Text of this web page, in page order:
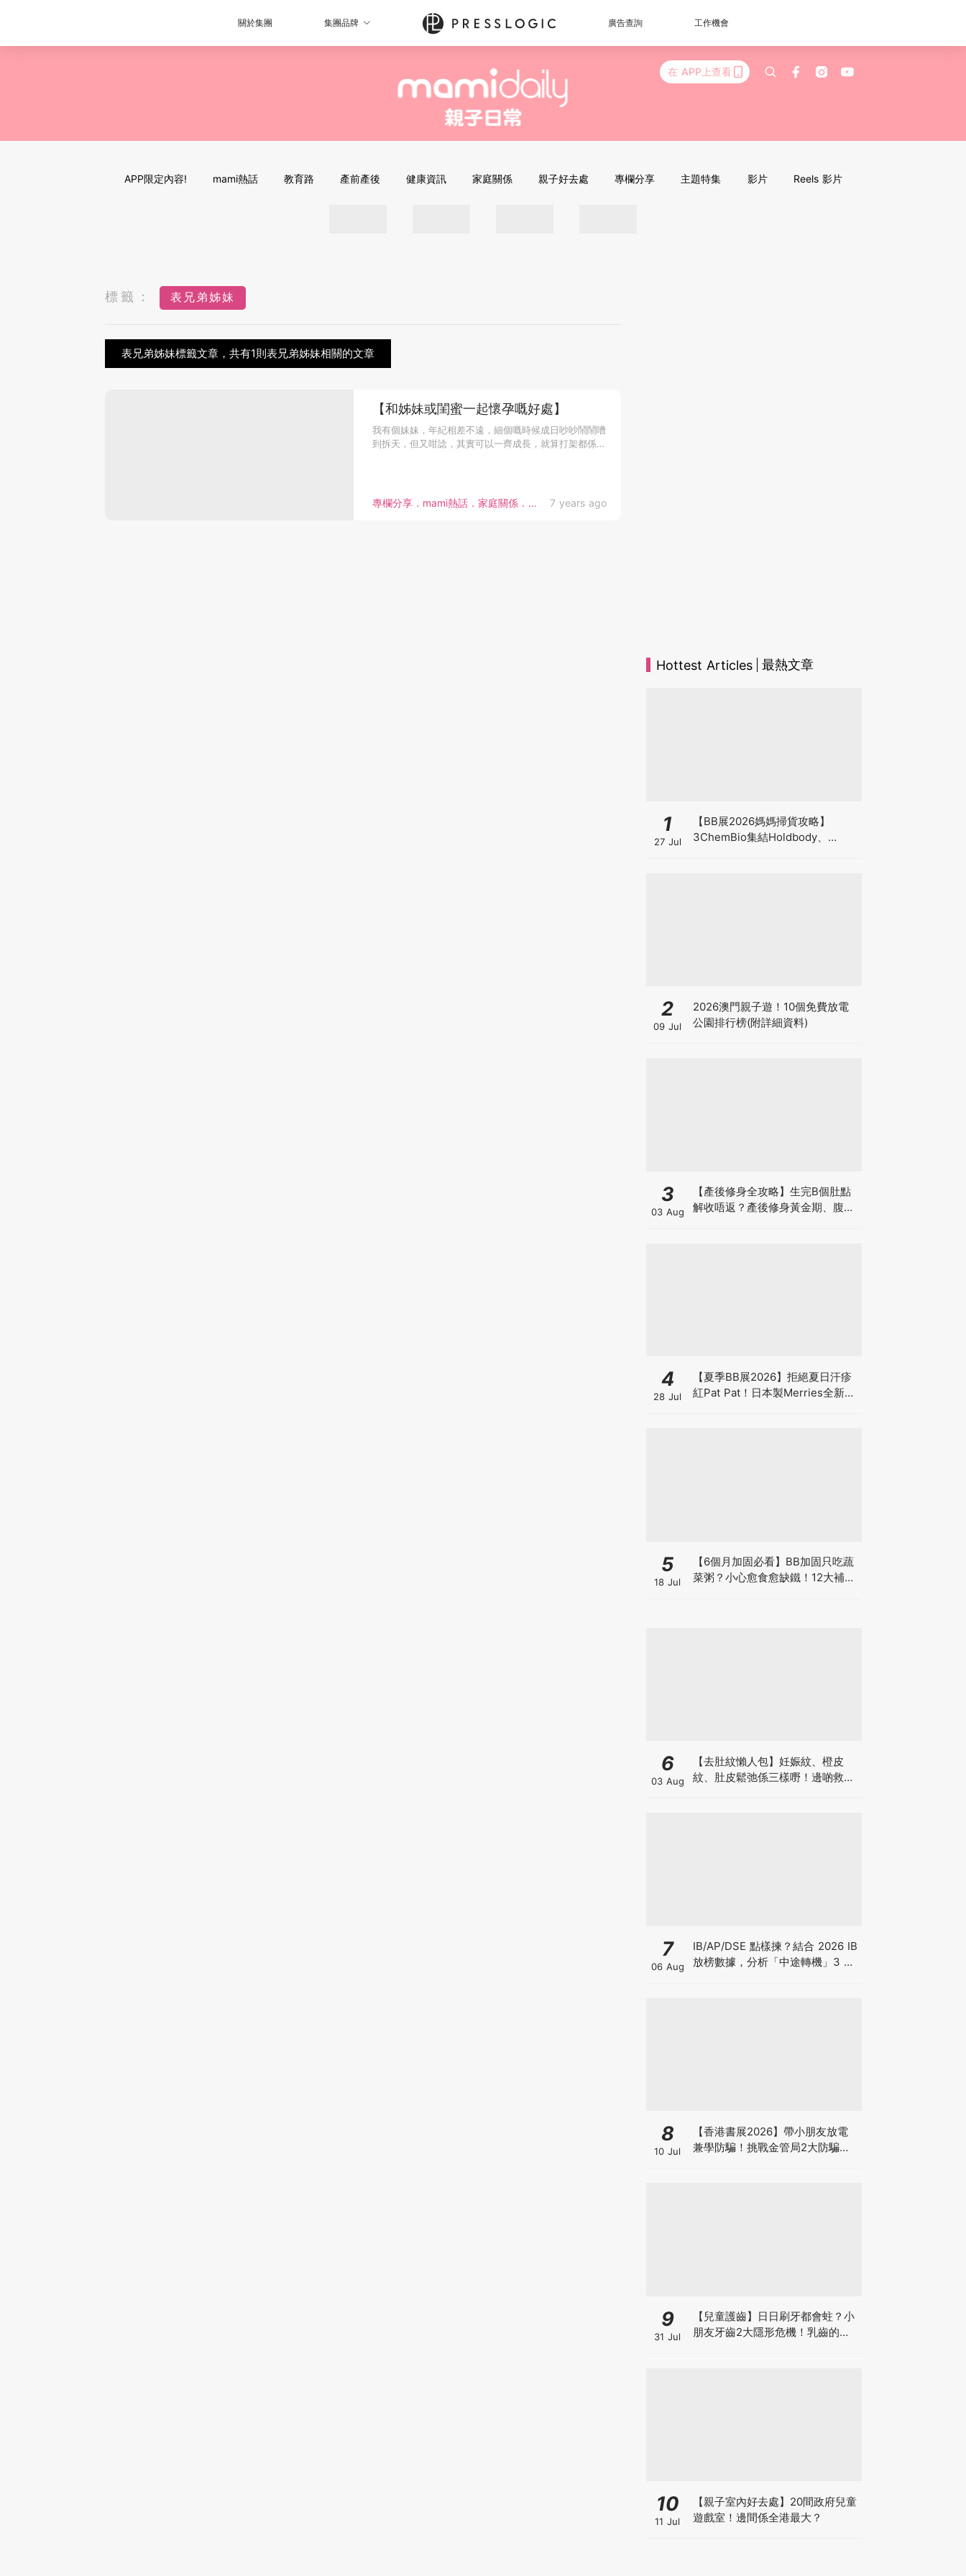
關於集團 集團品牌 廣告查詢 工作機會
在 APP上查看
APP限定內容! mami熱話 教育路 產前產後 健康資訊 家庭關係 親子好去處 專欄分享 主題特集 影片 Reels 影片
標籤： 表兄弟姊妹
表兄弟姊妹標籤文章，共有1則表兄弟姊妹相關的文章
專欄分享．mami熱話．家庭關係．湊B趣聞．bloggers 7 years ago
【和姊妹或閨蜜一起懷孕嘅好處】
我有個妹妹，年紀相差不遠，細個嘅時候成日吵吵鬧鬧嘈
到拆天，但又咁諗，其實可以一齊成長，就算打架都係一
Hottest Articles 最熱文章
1
27 Jul
【BB展2026媽媽掃貨攻略】
3ChemBio集結Holdbody、
2
09 Jul
2026澳門親子遊！10個免費放電
公園排行榜(附詳細資料)
3
03 Aug
【產後修身全攻略】生完B個肚點
解收唔返？產後修身黃金期、腹直
4
28 Jul
【夏季BB展2026】拒絕夏日汗疹
紅Pat Pat！日本製Merries全新超
5
18 Jul
【6個月加固必看】BB加固只吃蔬
菜粥？小心愈食愈缺鐵！12大補鐵
6
03 Aug
【去肚紋懶人包】妊娠紋、橙皮
紋、肚皮鬆弛係三樣嘢！邊啲救得
7
06 Aug
IB/AP/DSE 點樣揀？結合 2026 IB
放榜數據，分析「中途轉機」3 大
8
10 Jul
【香港書展2026】帶小朋友放電
兼學防騙！挑戰金管局2大防騙遊
9
31 Jul
【兒童護齒】日日刷牙都會蛀？小
朋友牙齒2大隱形危機！乳齒的琺
10
11 Jul
【親子室內好去處】20間政府兒童
遊戲室！邊間係全港最大？